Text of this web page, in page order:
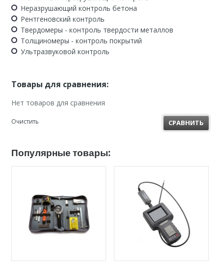
Неразрушающий контроль бетона
Рентгеновский контроль
Твердомеры - контроль твердости металлов
Толщиномеры - контроль покрытий
Ультразвуковой контроль
Товары для сравнения:
Нет товаров для сравнения
Очистить СРАВНИТЬ
Популярные товары: